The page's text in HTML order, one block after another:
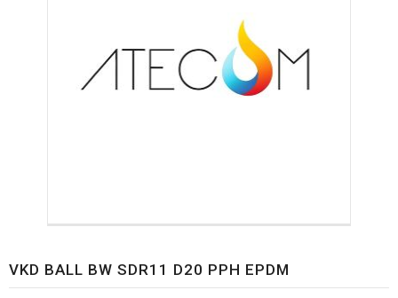
VKD BALL BW SDR11 D20 PPH EPDM